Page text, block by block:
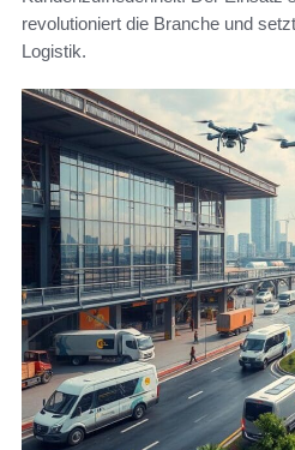
revolutioniert die Branche und
Logistik.